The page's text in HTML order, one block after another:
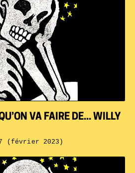
VA FAIRE DE... WILLY
(février 2023)